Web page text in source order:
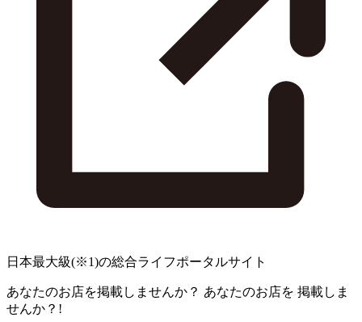
日本最大級(※1)の総合ライフポータルサイト
あなたのお店を掲載しませんか？ あなたのお店を 掲載しま
せんか？!